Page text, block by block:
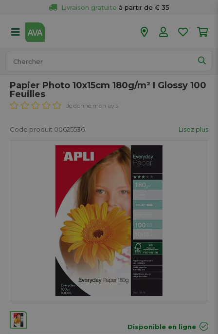
Livraison gratuite à partir de € 35
50 magasins
Papier Photo 10x15cm 180g/m² I Glossy 100
Feuilles
Je donne mon avis
Code produit 00625536 Lisez plus
Disponible en ligne